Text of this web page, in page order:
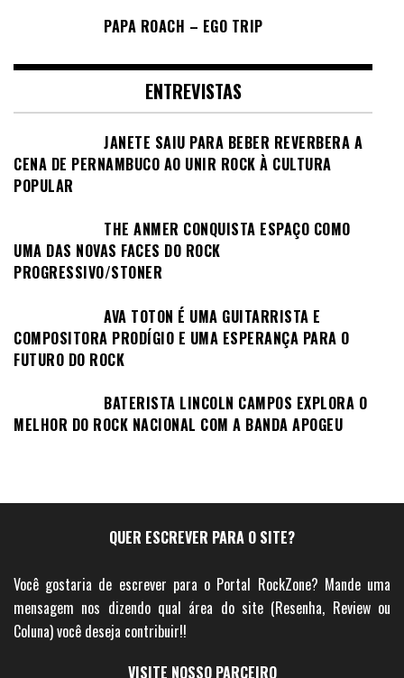
PAPA ROACH – EGO TRIP
ENTREVISTAS
JANETE SAIU PARA BEBER REVERBERA A
CENA DE PERNAMBUCO AO UNIR ROCK À CULTURA
POPULAR
THE ANMER CONQUISTA ESPAÇO COMO
UMA DAS NOVAS FACES DO ROCK
PROGRESSIVO/STONER
AVA TOTON É UMA GUITARRISTA E
COMPOSITORA PRODÍGIO E UMA ESPERANÇA PARA O
FUTURO DO ROCK
BATERISTA LINCOLN CAMPOS EXPLORA O
MELHOR DO ROCK NACIONAL COM A BANDA APOGEU
QUER ESCREVER PARA O SITE?
Você gostaria de escrever para o Portal RockZone? Mande uma
mensagem nos dizendo qual área do site (Resenha, Review ou
Coluna) você deseja contribuir!!
VISITE NOSSO PARCEIRO